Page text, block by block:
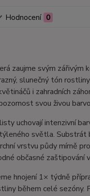
Hodnocení 0
zaujme svým zářivým
slunečný tón
i zahradních
svou živou
uchovají intenzivní
světla. Substrát
vrstvu půdy mírně
občasné zaštipování
hnojení 1× týdně
během celé sezóny.